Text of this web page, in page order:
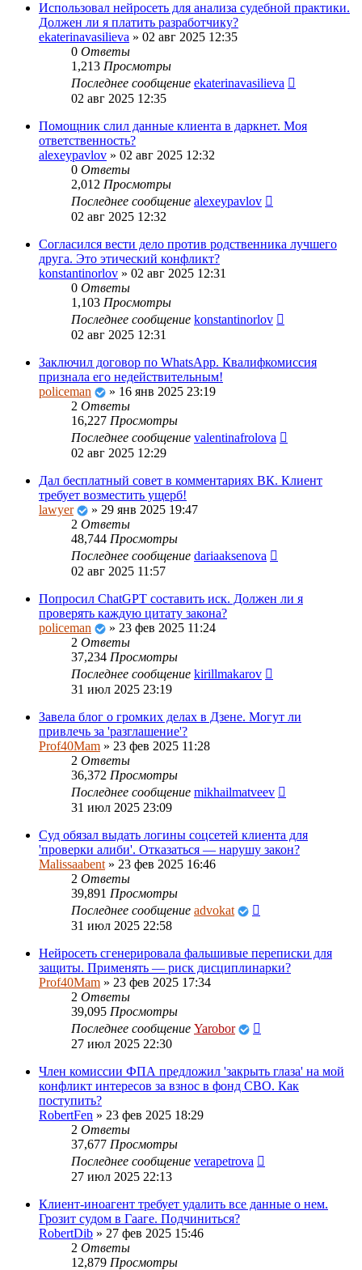
Использовал нейросеть для анализа судебной практики.
Должен ли я платить разработчику?
ekaterinavasilieva » 02 авг 2025 12:35
0 Ответы
1,213 Просмотры
Последнее сообщение ekaterinavasilieva
02 авг 2025 12:35
Помощник слил данные клиента в даркнет. Моя
ответственность?
alexeypavlov » 02 авг 2025 12:32
0 Ответы
2,012 Просмотры
Последнее сообщение alexeypavlov
02 авг 2025 12:32
Согласился вести дело против родственника лучшего
друга. Это этический конфликт?
konstantinorlov » 02 авг 2025 12:31
0 Ответы
1,103 Просмотры
Последнее сообщение konstantinorlov
02 авг 2025 12:31
Заключил договор по WhatsApp. Квалифкомиссия
признала его недействительным!
policeman
» 16 янв 2025 23:19
2 Ответы
16,227 Просмотры
Последнее сообщение valentinafrolova
02 авг 2025 12:29
Дал бесплатный совет в комментариях ВК. Клиент
требует возместить ущерб!
lawyer
» 29 янв 2025 19:47
2 Ответы
48,744 Просмотры
Последнее сообщение dariaaksenova
02 авг 2025 11:57
Попросил ChatGPT составить иск. Должен ли я
проверять каждую цитату закона?
policeman
» 23 фев 2025 11:24
2 Ответы
37,234 Просмотры
Последнее сообщение kirillmakarov
31 июл 2025 23:19
Завела блог о громких делах в Дзене. Могут ли
привлечь за 'разглашение'?
Prof40Mam » 23 фев 2025 11:28
2 Ответы
36,372 Просмотры
Последнее сообщение mikhailmatveev
31 июл 2025 23:09
Суд обязал выдать логины соцсетей клиента для
'проверки алиби'. Отказаться — нарушу закон?
Malissaabent » 23 фев 2025 16:46
2 Ответы
39,891 Просмотры
Последнее сообщение advokat
31 июл 2025 22:58
Нейросеть сгенерировала фальшивые переписки для
защиты. Применять — риск дисциплинарки?
Prof40Mam » 23 фев 2025 17:34
2 Ответы
39,095 Просмотры
Последнее сообщение Yarobor
27 июл 2025 22:30
Член комиссии ФПА предложил 'закрыть глаза' на мой
конфликт интересов за взнос в фонд СВО. Как
поступить?
RobertFen » 23 фев 2025 18:29
2 Ответы
37,677 Просмотры
Последнее сообщение verapetrova
27 июл 2025 22:13
Клиент-иноагент требует удалить все данные о нем.
Грозит судом в Гааге. Подчиниться?
RobertDib » 27 фев 2025 15:46
2 Ответы
12,879 Просмотры